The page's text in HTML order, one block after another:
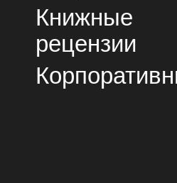
Книжные
рецензии